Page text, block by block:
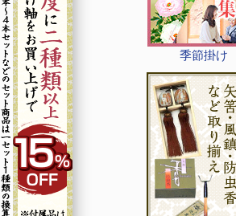
季節掛け